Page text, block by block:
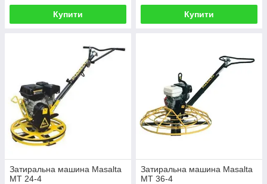
Купити Купити
Затиральна машина Masalta
MT 24-4
Затиральна машина Masalta
MT 36-4